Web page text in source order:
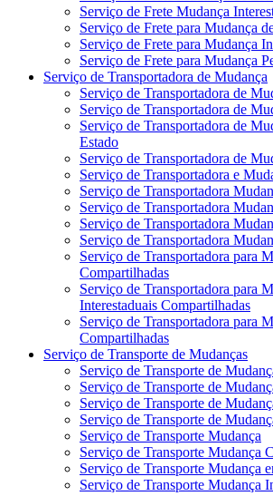
Serviço de Frete Mudança
Serviço de Frete para Mudança
Serviço de Frete para Mudança
Serviço de Frete para Mudança
Serviço de Transportadora de Mudança
Serviço de Transportadora de
Serviço de Transportadora de
Serviço de Transportadora de
Estado
Serviço de Transportadora de
Serviço de Transportadora e
Serviço de Transportadora
Serviço de Transportadora
Serviço de Transportadora
Serviço de Transportadora
Serviço de Transportadora para
Compartilhadas
Serviço de Transportadora para
Interestaduais Compartilhadas
Serviço de Transportadora para
Compartilhadas
Serviço de Transporte de Mudanças
Serviço de Transporte de
Serviço de Transporte de
Serviço de Transporte de
Serviço de Transporte de
Serviço de Transporte Mudança
Serviço de Transporte Mudança
Serviço de Transporte Mudança
Serviço de Transporte Mudança